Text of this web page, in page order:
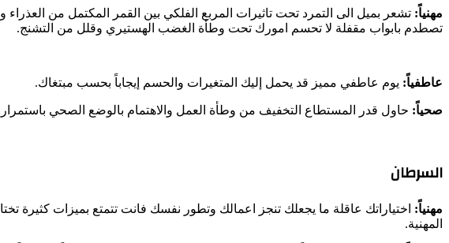
مهنياً: تشعر بميل الى التمرد تحت تاثيرات المربع الفلكي بين القمر المكتمل من
تصطدم بابواب مقفلة لا تحسم امورك تحت وطأة الغضب الهستيري وقلل من التشنج.
عاطفياً: يوم عاطفي مميز قد يحمل إليك المتغيرات والحسم إيجاباً بحسب مبتغاك.
صحياً: حاول قدر المستطاع التخفيف من وطأة العمل والاهتمام بالوضع الصحي
السرطان
مهنياً: اختياراتك عاقلة ما يجعلك تنجز اعمالك وتطور نفسك فانت تتمتع بميزات كثيرة
المهنية.